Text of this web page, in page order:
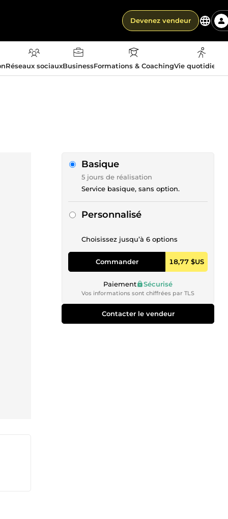
Devenez vendeur
Réseaux sociauxBusinessFormations & CoachingVie
Basique
5 jours de réalisation
Service basique, sans option.
Personnalisé
Choisissez jusqu’à 6 options
Commander 18,77 $US
Paiement Sécurisé
Vos informations sont chiffrées par TLS
Contacter le vendeur